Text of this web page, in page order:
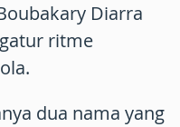
Diarra
ritme
dua nama yang